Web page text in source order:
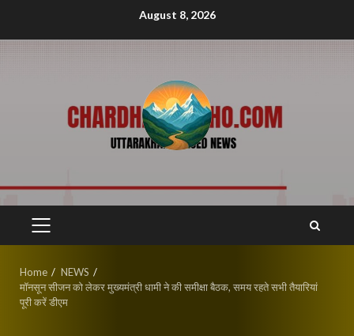
August 8, 2026
PRIMARY
Home
NEWS
मॉनसून सीजन को लेकर मुख्यमंत्री धामी ने की समीक्षा बैठक, समय रहते सभी तैयारियां
पूरी करें डीएम